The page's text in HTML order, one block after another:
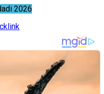
2026